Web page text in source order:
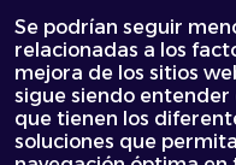
Se podrían seguir
relacionadas a los
mejora de los sitios
sigue siendo
que tienen los
soluciones que